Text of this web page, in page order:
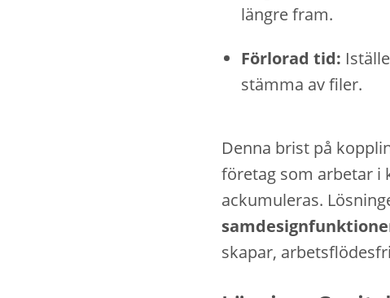
längre fram.
Förlorad tid:
stämma av filer.
Denna brist på
företag som arbetar i
ackumuleras.
skapar,